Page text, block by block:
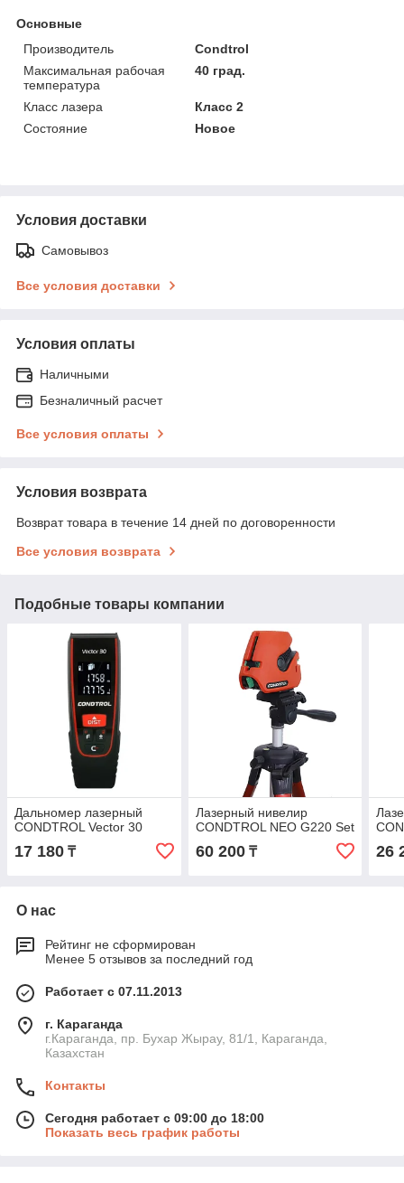
Основные
Производитель
Condtrol
Максимальная рабочая
температура
40 град.
Класс лазера
Класс 2
Состояние
Новое
Условия доставки
Самовывоз
Все условия доставки
Условия оплаты
Наличными
Безналичный расчет
Все условия оплаты
Условия возврата
Возврат товара в течение 14 дней по договоренности
Все условия возврата
Подобные товары компании
Дальномер лазерный
CONDTROL Vector 30
17 180 ₸
Лазерный нивелир
CONDTROL NEO G220 Set
60 200₸ 26
О нас
Рейтинг не сформирован
Менее 5 отзывов за последний год
Работает с 07.11.2013
г. Караганда
г.Караганда, пр. Бухар Жырау, 81/1, Караганда,
Казахстан
Контакты
Сегодня работает с 09:00 до 18:00
Показать весь график работы